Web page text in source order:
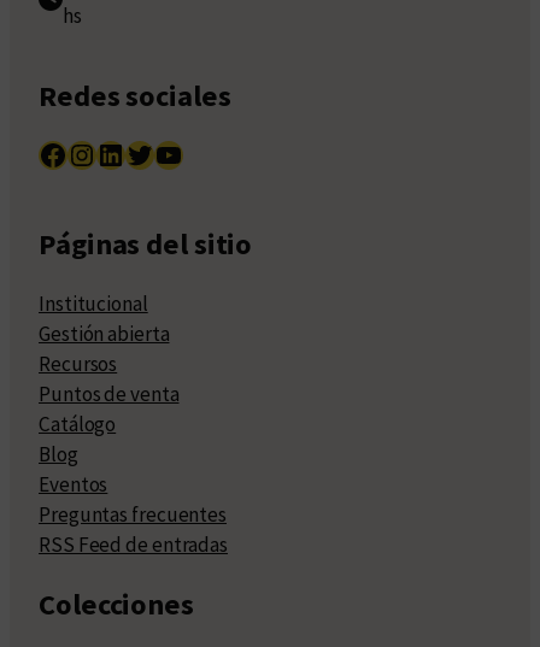
hs
Redes sociales
Facebook InstagramLinkedIn Twitter YouTube
Páginas del sitio
Institucional
Gestión abierta
Recursos
Puntos de venta
Catálogo
Blog
Eventos
Preguntas frecuentes
RSS Feed de entradas
Colecciones